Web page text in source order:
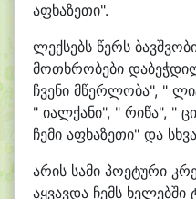
აფხაზეთი".
ლექსებს წერს
მოთხრობები
ჩვენი მწერლობა", "
" იალქანი", " რიწა", "
ჩემი აფხაზეთი" და
არის სამი პოეტური
აყვავდა ჩემს ხელებში